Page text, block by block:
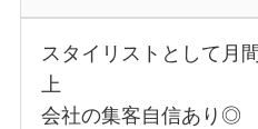
スタイリストとして月
上
会社の集客自信あり◎